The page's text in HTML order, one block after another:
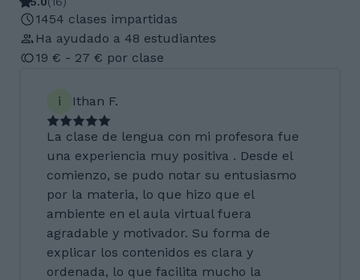
1454 clases impartidas
Ha ayudado a 48 estudiantes
19 € - 27 € por clase
i Ithan F.
La clase de lengua con mi profesora fue
una experiencia muy positiva . Desde el
comienzo, se pudo notar su entusiasmo
por la materia, lo que hizo que el
ambiente en el aula virtual fuera
agradable y motivador. Su forma de
explicar los contenidos es clara y
ordenada, lo que facilita mucho la